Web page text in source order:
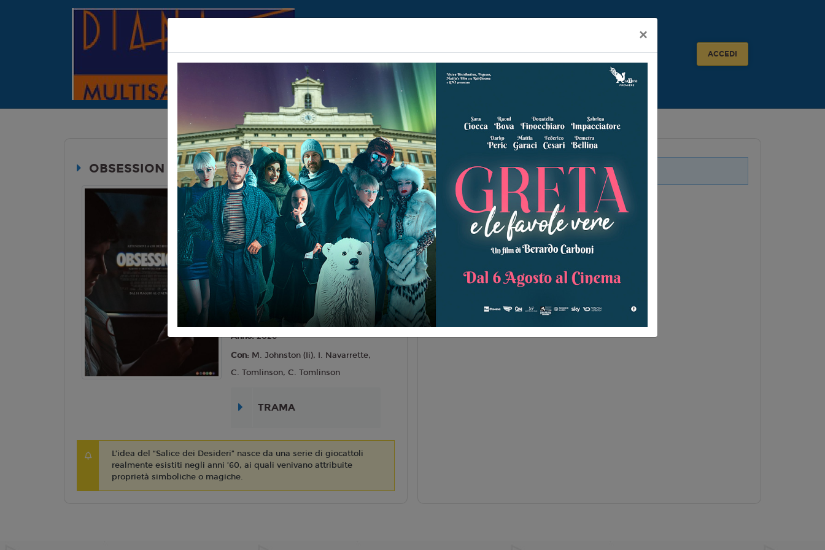
Home | Biglietteria Prossimamente Contributi ACCEDI
OBSESSION
VM 14
Durata: 108 min
Genere:
Horror
Lingua:Italiano
14 ANNI
Regia: C. BARKER
Anno:2026
Con: M. Johnston (Ii), I. Navarrette,
C. Tomlinson, C. Tomlinson
TRAMA
L’idea del “Salice dei Desideri” nasce da una serie di giocattoli
realmente esistiti negli anni ’60, ai quali venivano attribuite
proprietà simboliche o magiche.
Non ci sono spettacoli legati a questo evento.
×